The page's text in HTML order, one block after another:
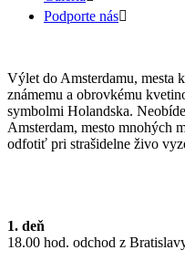
Podporte nás
Výlet do Amsterdamu, mesta
známemu a obrovkému
symbolmi Holandska.
Amsterdam, mesto mnohých
odfotiť pri strašidelne živo
1. deň
18.00 hod. odchod z